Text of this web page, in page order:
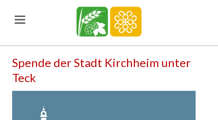
Spende der Stadt Kirchheim unter
Teck